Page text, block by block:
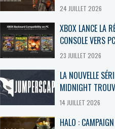
24 JUILLET 2026
XBOX LANCE LA
CONSOLE VERS PC
23 JUILLET 2026
LA NOUVELLE
MIDNIGHT
14 JUILLET 2026
HALO :